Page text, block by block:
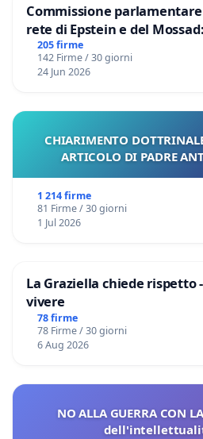
Commissione
rete di Epstein e del
Files
205 firme
142 Firme / 30 giorni
24 Jun 2026
CHIARIMENTO
ARTICOLO DI PADRE
1 214 firme
81 Firme / 30 giorni
1 Jul 2026
La Graziella chiede rispetto
vivere
78 firme
78 Firme / 30 giorni
6 Aug 2026
NO ALLA GUERRA CON